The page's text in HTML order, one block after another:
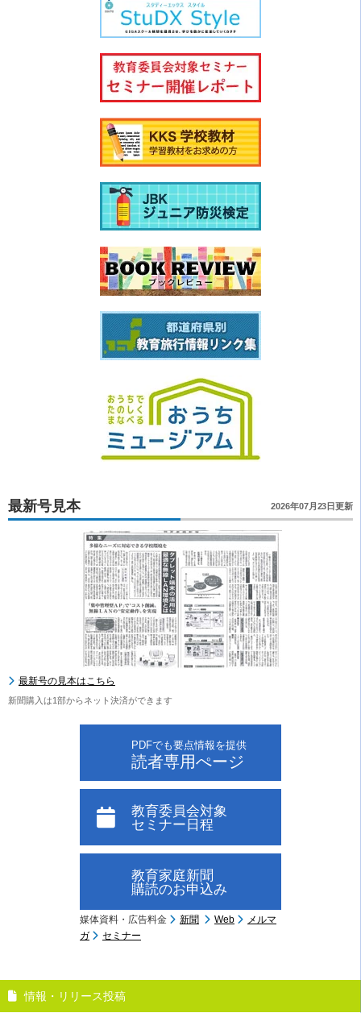
最新号見本 2026年07月23日更新
最新号の見本はこちら
新聞購入は1部からネット決済ができます
PDFでも要点情報を提供
読者専用ぺージ
教育委員会対象
セミナー日程
教育家庭新聞
購読のお申込み
媒体資料・広告料金 新聞 Web
メルマ
ガ
セミナー
情報・リリース投稿